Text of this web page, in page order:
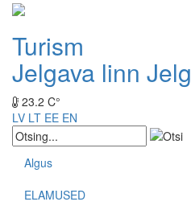
Turism
Jelgava linn
23.2 C°
LV LT EE EN
Algus
ELAMUSED